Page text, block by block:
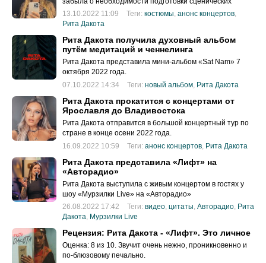
костюмов на свои ближайшие концерты.
13.10.2022 11:09 Теги: костюмы, анонс концертов,
Рита Дакота
Рита Дакота получила духовный альбом
путём медитаций и ченнелинга
Рита Дакота представила мини-альбом «Sat Nam» 7
октября 2022 года.
07.10.2022 14:34
Теги: новый альбом, Рита Дакота
Рита Дакота прокатится с концертами от
Ярославля до Владивостока
Рита Дакота отправится в большой концертный тур по
стране в конце осени 2022 года.
16.09.2022 10:59
Теги: анонс концертов Рита Дакота
Рита Дакота представила «Лифт» на
«Авторадио»
Рита Дакота выступила с живым концертом в гостях у
шоу «Мурзилки Live» на «Авторадио»
26.08.2022 17:42
Теги: видео, цитаты, Авторадио, Рита
Дакота, Мурзилки Live
Рецензия: Рита Дакота - «Лифт». Это личное
Оценка: 8 из 10. Звучит очень нежно, проникновенно и
по-блюзовому печально.